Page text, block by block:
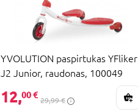
YVOLUTION paspirtukas YFliker
J2 Junior, raudonas, 100049
12,00 €
29,99 €